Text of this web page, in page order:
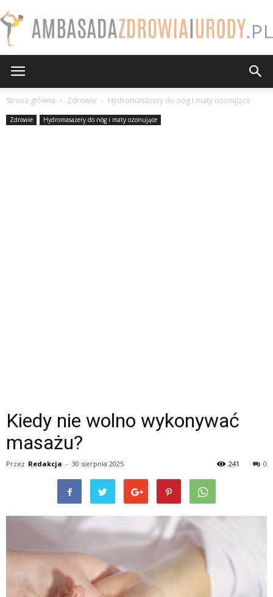
Strona główna Zdrowie Hydromasażery do nóg i maty ozonujące
Zdrowie Hydromasażery do nóg i maty ozonujące
Kiedy nie wolno wykonywać
masażu?
Przez Redakcja - 30 sierpnia 2025 0
241